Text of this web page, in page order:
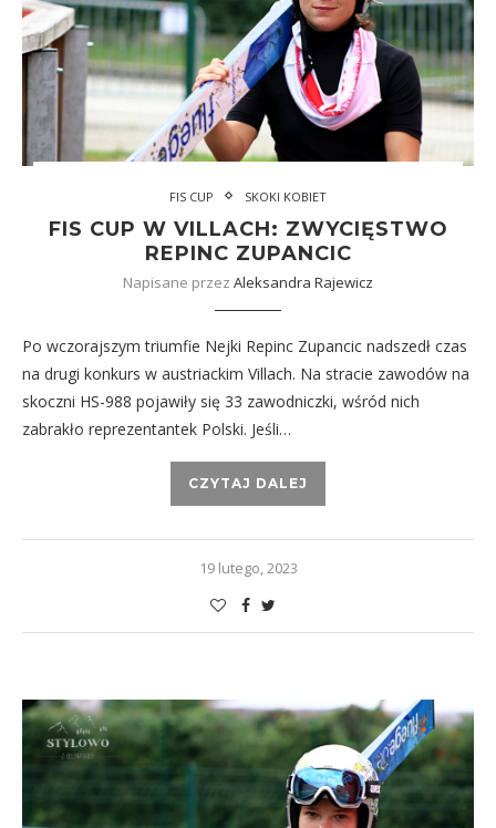
FIS CUP SKOKI KOBIET
FIS CUP W VILLACH: ZWYCIĘSTWO
REPINC ZUPANCIC
Napisane przez Aleksandra Rajewicz
Po wczorajszym triumfie Nejki Repinc Zupancic nadszedł czas
na drugi konkurs w austriackim Villach. Na stracie zawodów na
skoczni HS-988 pojawiły się 33 zawodniczki, wśród nich
zabrakło reprezentantek Polski. Jeśli…
CZYTAJ DALEJ
19 lutego, 2023